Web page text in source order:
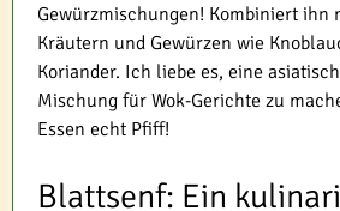
Gewürzmischungen! Kombiniert ihn
Kräutern und Gewürzen wie
Koriander. Ich liebe es, eine
Mischung für Wok-Gerichte zu
Essen echt Pfiff!
Blattsenf: Ein